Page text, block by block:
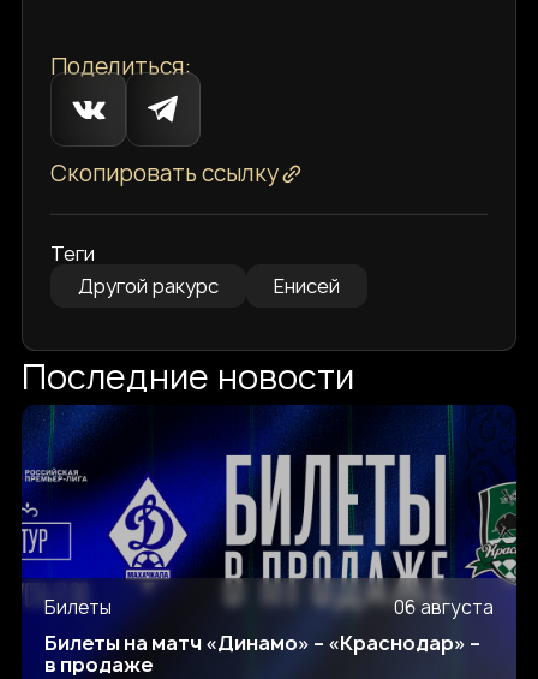
Поделиться:
Скопировать ссылку
Теги
Другой ракурс
Енисей
Последние новости
Билеты 06 августа
Билеты на матч «Динамо» – «Краснодар» –
в продаже